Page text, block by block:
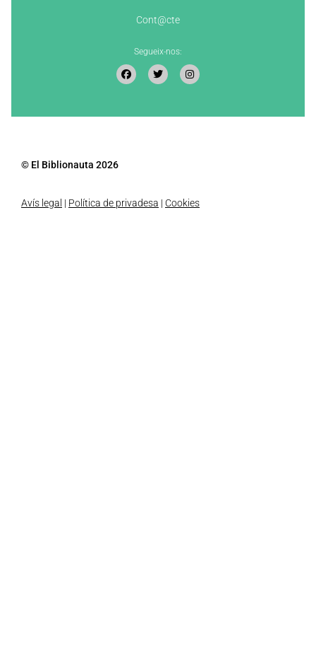
Cont@cte
Segueix-nos:
© El Biblionauta 2026
Avís legal | Política de privadesa | Cookies